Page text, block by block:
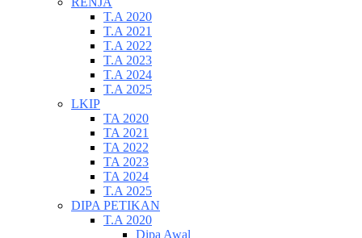
T.A 2020
T.A 2021
T.A 2022
T.A 2023
T.A 2024
T.A 2025
LKIP
TA 2020
TA 2021
TA 2022
TA 2023
TA 2024
T.A 2025
DIPA PETIKAN
T.A 2020
Dipa Awal